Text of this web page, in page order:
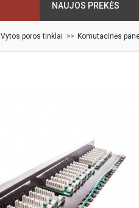
NAUJOS PREKĖS
Vytos poros tinklai Komutacinės